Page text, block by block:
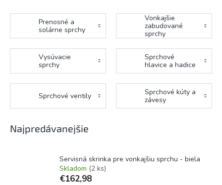
Prenosné a
solárne sprchy
Vonkajšie
zabudované
sprchy
Vysúvacie
sprchy
Sprchové
hlavice a hadice
Sprchové ventily
Sprchové kúty a
závesy
Najpredávanejšie
Servisná skrinka pre vonkajšiu sprchu - biela
Skladom (2 ks)
€162,98